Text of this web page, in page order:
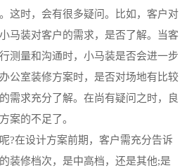
这时，会有很多疑问。比如，客户对
马装对客户的需求，是否了解。当客
测量和沟通时，小马装是否会进一步
公室装修方案时，是否对场地有比较
需求充分了解。在尚有疑问之时，良
案的不足了。
在设计方案前期，客户需充分告诉
装修档次，是中高档，还是其他;是